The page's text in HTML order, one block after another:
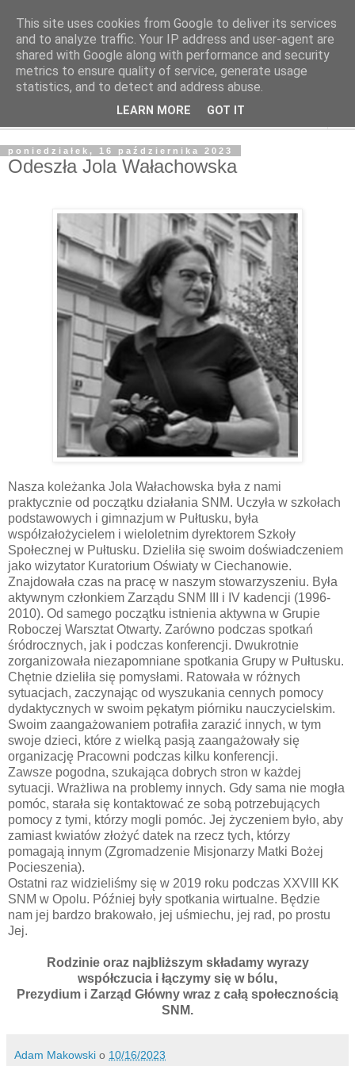
poniedziałek, 16 października 2023
Odeszła Jola Wałachowska
Nasza koleżanka Jola Wałachowska była z nami
praktycznie od początku działania SNM. Uczyła w szkołach
podstawowych i gimnazjum w Pułtusku, była
współzałożycielem i wieloletnim dyrektorem Szkoły
Społecznej w Pułtusku. Dzieliła się swoim doświadczeniem
jako wizytator Kuratorium Oświaty w Ciechanowie.
Znajdowała czas na pracę w naszym stowarzyszeniu. Była
aktywnym członkiem Zarządu SNM III i IV kadencji (1996-
2010). Od samego początku istnienia aktywna w Grupie
Roboczej Warsztat Otwarty. Zarówno podczas spotkań
śródrocznych, jak i podczas konferencji. Dwukrotnie
zorganizowała niezapomniane spotkania Grupy w Pułtusku.
Chętnie dzieliła się pomysłami. Ratowała w różnych
sytuacjach, zaczynając od wyszukania cennych pomocy
dydaktycznych w swoim pękatym piórniku nauczycielskim.
Swoim zaangażowaniem potrafiła zarazić innych, w tym
swoje dzieci, które z wielką pasją zaangażowały się
organizację Pracowni podczas kilku konferencji.
Zawsze pogodna, szukająca dobrych stron w każdej
sytuacji. Wrażliwa na problemy innych. Gdy sama nie mogła
pomóc, starała się kontaktować ze sobą potrzebujących
pomocy z tymi, którzy mogli pomóc. Jej życzeniem było, aby
zamiast kwiatów złożyć datek na rzecz tych, którzy
pomagają innym (Zgromadzenie Misjonarzy Matki Bożej
Pocieszenia).
Ostatni raz widzieliśmy się w 2019 roku podczas XXVIII KK
SNM w Opolu. Później były spotkania wirtualne. Będzie
nam jej bardzo brakowało, jej uśmiechu, jej rad, po prostu
Jej.
Rodzinie oraz najbliższym składamy wyrazy
współczucia i łączymy się w bólu,
Prezydium i Zarząd Główny wraz z całą społecznością
SNM.
Adam Makowski o 10/16/2023
This site uses cookies from Google to deliver its services
and to analyze traffic. Your IP address and user-agent are
shared with Google along with performance and security
metrics to ensure quality of service, generate usage
statistics, and to detect and address abuse.
LEARN MORE GOT IT